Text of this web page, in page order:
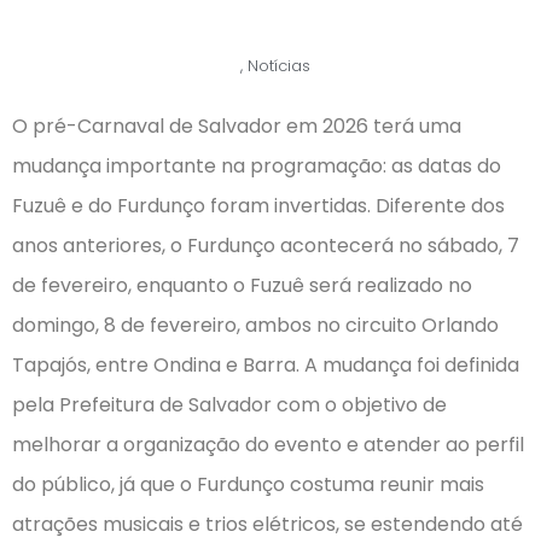
, Notícias
O pré-Carnaval de Salvador em 2026 terá uma
mudança importante na programação: as datas do
Fuzuê e do Furdunço foram invertidas. Diferente dos
anos anteriores, o Furdunço acontecerá no sábado, 7
de fevereiro, enquanto o Fuzuê será realizado no
domingo, 8 de fevereiro, ambos no circuito Orlando
Tapajós, entre Ondina e Barra. A mudança foi definida
pela Prefeitura de Salvador com o objetivo de
melhorar a organização do evento e atender ao perfil
do público, já que o Furdunço costuma reunir mais
atrações musicais e trios elétricos, se estendendo até